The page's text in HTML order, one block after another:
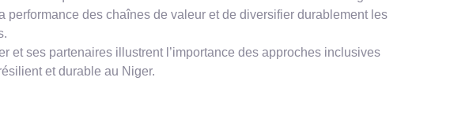
performance des chaînes de valeur et de diversifier durablement les
et ses partenaires illustrent l’importance des approches inclusives
et durable au Niger.